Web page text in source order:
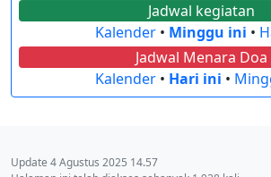
Jadwal kegiatan
Kalender• Minggu ini •
Jadwal Menara Doa
Kalender • Hari ini •
Update 4 Agustus 2025 14.57